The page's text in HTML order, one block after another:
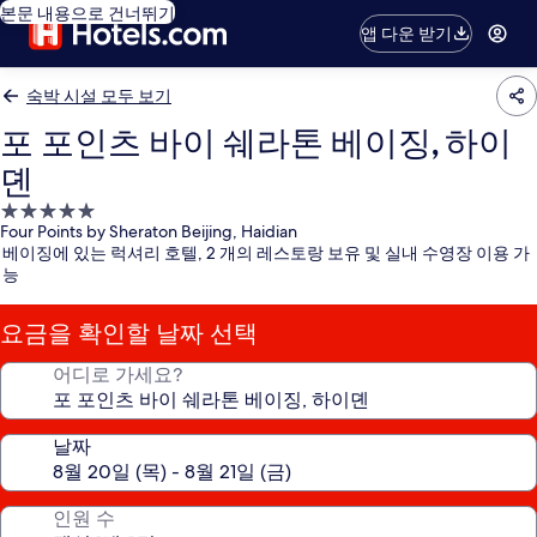
본문 내용으로 건너뛰기
앱 다운 받기
숙박 시설 모두 보기
포 포인츠 바이 쉐라톤 베이징, 하이
뎬
5.0
성
급
숙
시
설
Four Points by Sheraton Beijing, Haidian
베이징에 있는 럭셔리 호텔, 2 개의 레스토랑 보유 및 실내 수영장 이용 가
능
요금을 확인할 날짜 선택
어디로 가세요?
날짜
인원 수